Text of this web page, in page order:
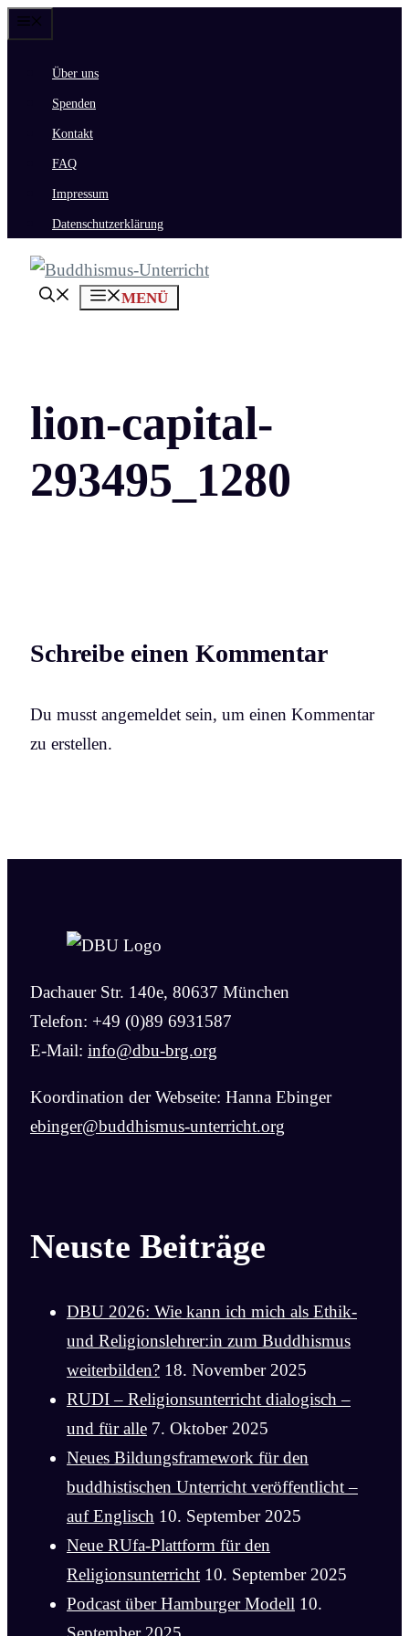
Zum
springenÜber uns
Spenden
Kontakt
FAQ
Impressum
Datenschutzerklärung
MENÜ
lion-capital-
293495_1280
Schreibe einen Kommentar
Du musst angemeldet sein, um einen Kommentar
zu erstellen.
Dachauer Str. 140e, 80637 München
Telefon: +49 (0)89 6931587
E-Mail: info@dbu-brg.org
Koordination der Webseite: Hanna Ebinger
ebinger@buddhismus-unterricht.org
Neuste Beiträge
DBU 2026: Wie kann ich mich als Ethik-
und Religionslehrer:in zum Buddhismus
weiterbilden? 18. November 2025
RUDI – Religionsunterricht dialogisch –
und für alle 7. Oktober 2025
Neues Bildungsframework für den
buddhistischen Unterricht veröffentlicht –
auf Englisch 10. September 2025
Neue RUfa-Plattform für den
Religionsunterricht 10. September 2025
Podcast über Hamburger Modell 10.